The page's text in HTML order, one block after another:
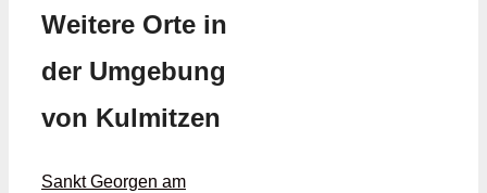
Weitere Orte in
der Umgebung
von Kulmitzen
Sankt Georgen am